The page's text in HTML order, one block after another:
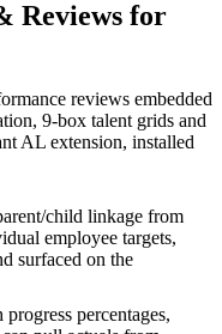
Reviews for
reviews embedded
9-box talent grids and
AL extension, installed
child linkage from
employee targets,
surfaced on the
percentages,